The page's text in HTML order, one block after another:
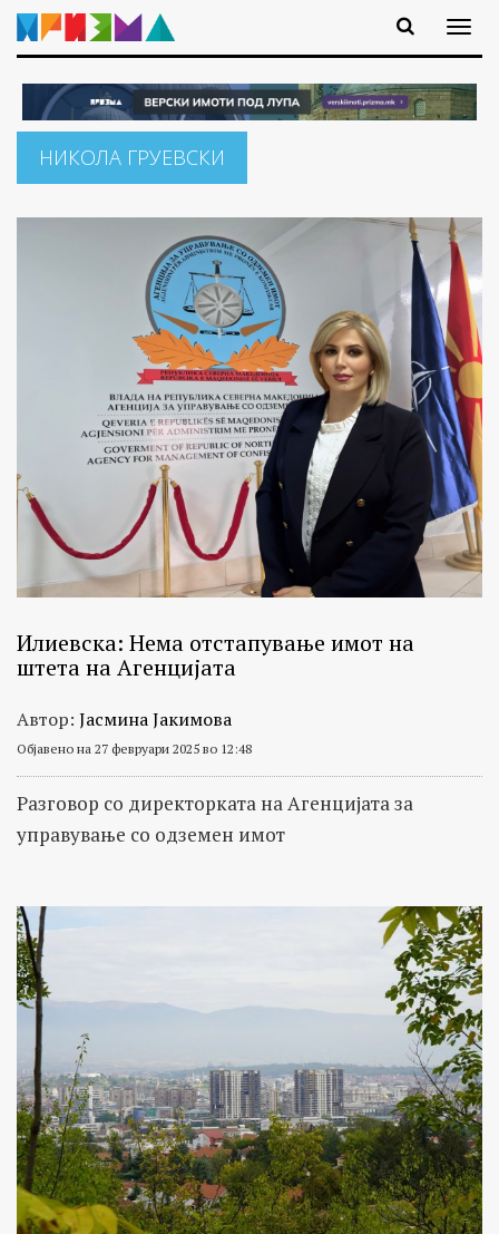
НИКОЛА ГРУЕВСКИ
Илиевска: Нема отстапување имот на
штета на Агенцијата
Автор: Јасмина Јакимова
Објавено на 27 февруари 2025 во 12:48
Разговор со директорката на Агенцијата за
управување со одземен имот